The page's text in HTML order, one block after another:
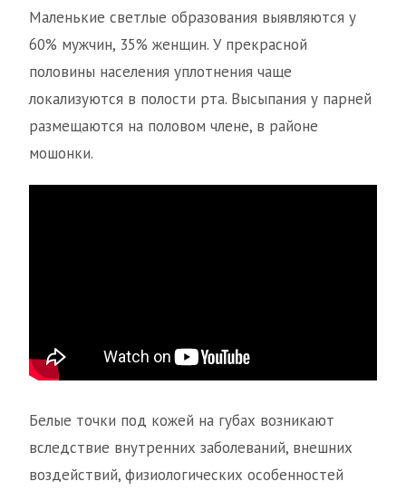
Маленькие светлые образования выявляются у
60% мужчин, 35% женщин. У прекрасной
половины населения уплотнения чаще
локализуются в полости рта. Высыпания у парней
размещаются на половом члене, в районе
мошонки.
Белые точки под кожей на губах возникают
вследствие внутренних заболеваний, внешних
воздействий, физиологических особенностей